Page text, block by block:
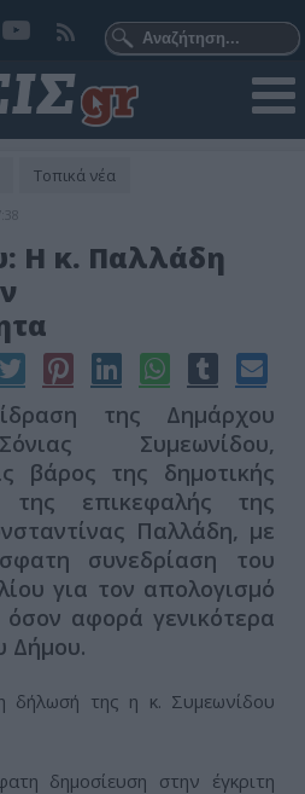
Τοπικά νέα
Η κ. Παλλάδη
της Δημάρχου
Συμεωνίδου,
βάρος της δημοτικής
της επικεφαλής της
Παλλάδη, με
συνεδρίαση του
για τον απολογισμό
αφορά γενικότερα
Δήμου.
δήλωσή της η κ. Συμεωνίδου
δημοσίευση στην έγκριτη